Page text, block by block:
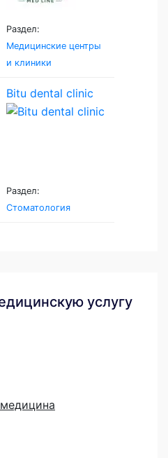
Раздел:
Медицинские центры
и клиники
Bitu dental clinic
Раздел:
Стоматология
услугу